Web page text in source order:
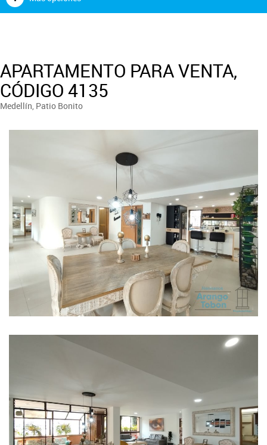
APARTAMENTO PARA VENTA,
CÓDIGO 4135
Medellín, Patio Bonito